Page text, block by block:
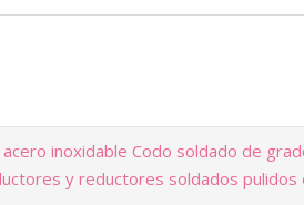
inoxidable Codo soldado de
y reductores soldados